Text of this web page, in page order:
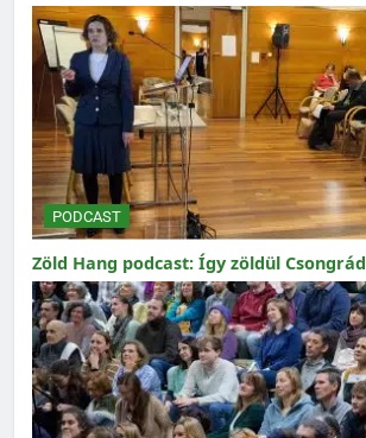
PODCAST
Zöld Hang podcast: Így zöldül Csongrád